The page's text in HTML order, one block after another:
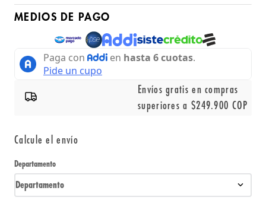
MEDIOS DE PAGO
Envíos gratis en compras
superiores a $249.900 COP
Calcule el envío
Departamento
Departamento